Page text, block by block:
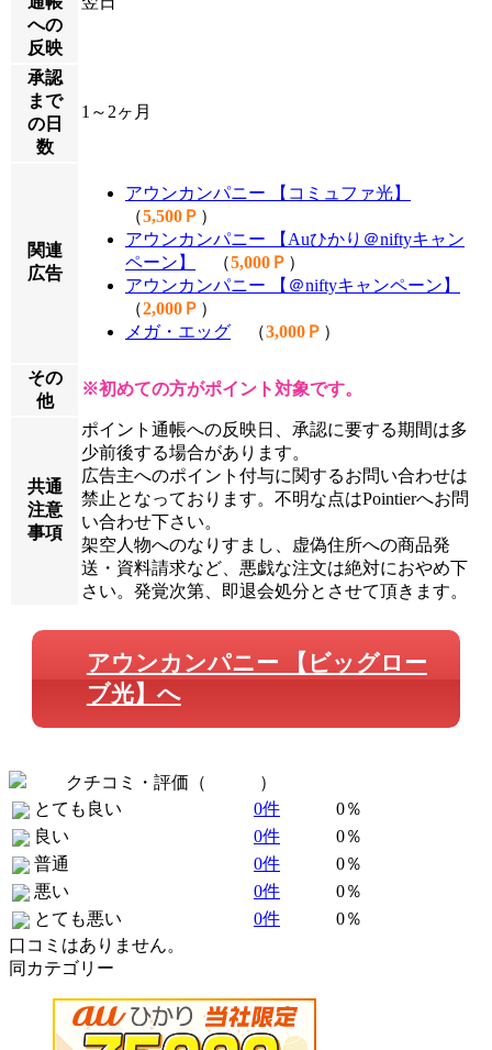
への
反映
承認
まで
の日
数
1～2ヶ月
関連
広告
アウンカンパニー 【コミュファ光】
（5,500Ｐ ）
アウンカンパニー 【Auひかり＠niftyキャン
ペーン】
（5,000Ｐ ）
アウンカンパニー 【＠niftyキャンペーン】
（2,000Ｐ ）
メガ・エッグ （3,000Ｐ ）
その
他
※初めての方がポイント対象です。
共通
注意
事項
ポイント通帳への反映日、承認に要する期間は多
少前後する場合があります。
広告主へのポイント付与に関するお問い合わせは
禁止となっております。不明な点はPointierへお問
い合わせ下さい。
架空人物へのなりすまし、虚偽住所への商品発
送・資料請求など、悪戯な注文は絶対におやめ下
さい。発覚次第、即退会処分とさせて頂きます。
アウンカンパニー 【ビッグロー
ブ光】へ
クチコミ・評価（
）
とても良い
0件
0％
良い
0件
0％
普通
0件
0％
悪い
0件
0％
とても悪い
0件
0％
口コミはありません。
同カテゴリー